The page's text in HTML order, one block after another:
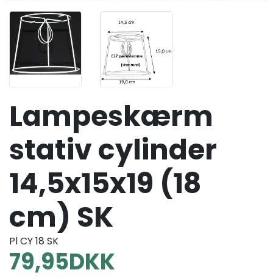
Lampeskærm
stativ cylinder
14,5x15x19 (18
cm) SK
Pl CY 18 SK
79,95DKK